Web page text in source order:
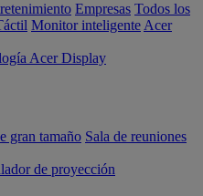
Empresas Todos los
Monitor inteligente Acer
Acer Display
gran tamaño Sala de reuniones
de proyección